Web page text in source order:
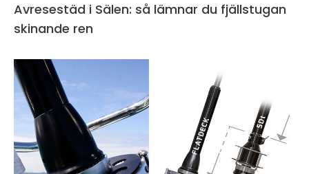
Avresestäd i Sälen: så lämnar du fjällstugan
skinande ren